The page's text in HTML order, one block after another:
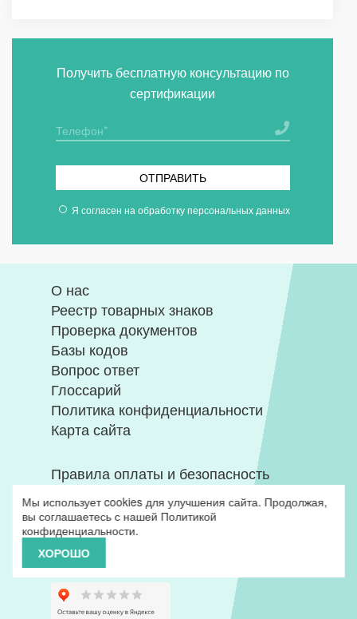
Получить бесплатную консультацию по
сертификации
ОТПРАВИТЬ
Я согласен на обработку персональных данных
О нас
Реестр товарных знаков
Проверка документов
Базы кодов
Вопрос ответ
Глоссарий
Политика конфиденциальности
Карта сайта
Правила оплаты и безопасность
платежей, конфиденциальность
информации
Схема проезда
Вакансии
Мы использует cookies для улучшения сайта. Продолжая,
вы соглашаетесь с нашей Политикой
конфиденциальности.
ХОРОШО